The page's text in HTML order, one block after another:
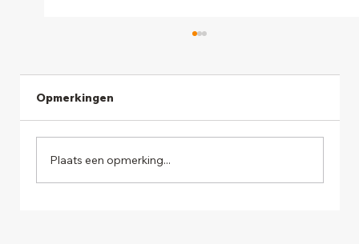
Opmerkingen
Plaats een opmerking...